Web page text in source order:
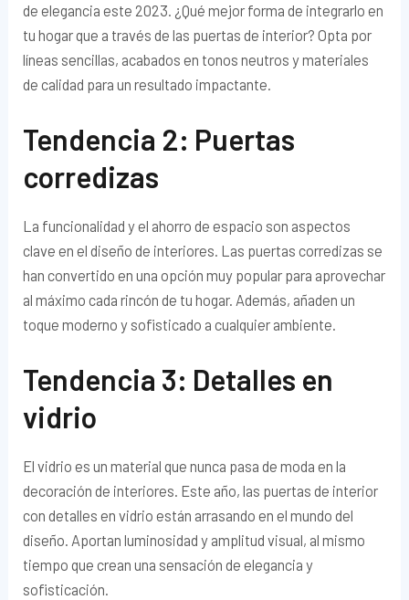
de elegancia este 2023. ¿Qué mejor forma de integrarlo en
tu hogar que a través de las puertas de interior? Opta por
líneas sencillas, acabados en tonos neutros y materiales
de calidad para un resultado impactante.
Tendencia 2: Puertas
corredizas
La funcionalidad y el ahorro de espacio son aspectos
clave en el diseño de interiores. Las puertas corredizas se
han convertido en una opción muy popular para aprovechar
al máximo cada rincón de tu hogar. Además, añaden un
toque moderno y sofisticado a cualquier ambiente.
Tendencia 3: Detalles en
vidrio
El vidrio es un material que nunca pasa de moda en la
decoración de interiores. Este año, las puertas de interior
con detalles en vidrio están arrasando en el mundo del
diseño. Aportan luminosidad y amplitud visual, al mismo
tiempo que crean una sensación de elegancia y
sofisticación.